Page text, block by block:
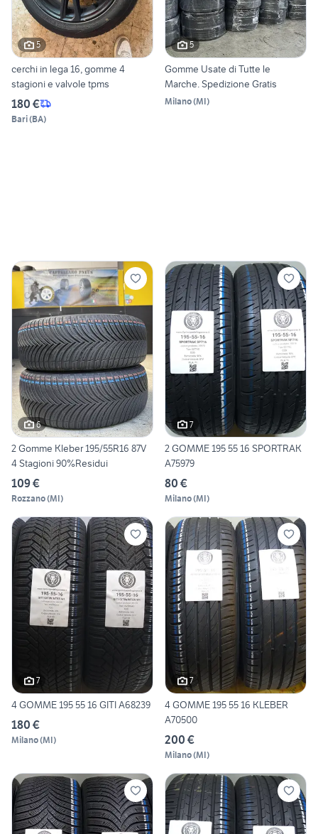
5
cerchi in lega 16, gomme 4
stagioni e valvole tpms
180 €
Bari(BA)
5
Gomme Usate di Tutte le
Marche. Spedizione Gratis
Milano(MI)
6
2 Gomme Kleber 195/55R16 87V
4 Stagioni 90%Residui
109 €
Rozzano(MI)
7
2 GOMME 195 55 16 SPORTRAK
A75979
80 €
Milano(MI)
7
4 GOMME 195 55 16 GITI A68239
180 €
Milano(MI)
7
4 GOMME 195 55 16 KLEBER
A70500
200 €
Milano(MI)